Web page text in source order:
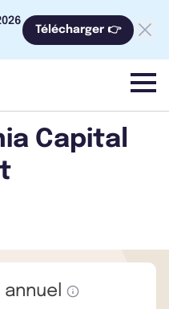
Télécharger 👉
menu
Capital